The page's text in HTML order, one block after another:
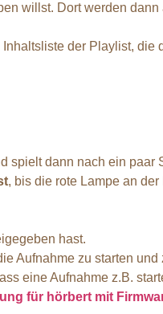
willst. Dort werden
der Playlist, die
spielt dann nach ein paar
, bis die rote Lampe an
hast.
Aufnahme zu starten
eine Aufnahme z.B.
für hörbert mit